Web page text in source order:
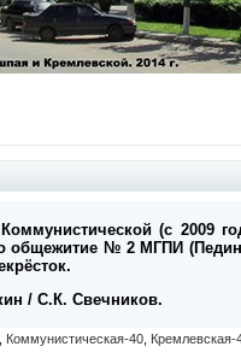
(с 2009
общежитие № 2 МГПИ
/ С.К. Свечников.
Коммунистическая-40 Кремлевская-